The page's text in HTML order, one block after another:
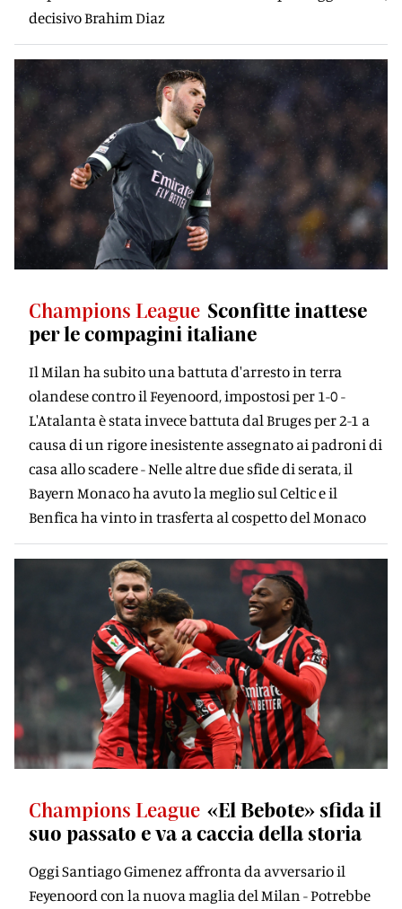
decisivo Brahim Diaz
Champions League Sconfitte inattese
per le compagini italiane
Il Milan ha subito una battuta d'arresto in terra
olandese contro il Feyenoord, impostosi per 1-0 -
L'Atalanta è stata invece battuta dal Bruges per 2-1 a
causa di un rigore inesistente assegnato ai padroni di
casa allo scadere - Nelle altre due sfide di serata, il
Bayern Monaco ha avuto la meglio sul Celtic e il
Benfica ha vinto in trasferta al cospetto del Monaco
Champions League «El Bebote» sfida il
suo passato e va a caccia della storia
Oggi Santiago Gimenez affronta da avversario il
Feyenoord con la nuova maglia del Milan - Potrebbe